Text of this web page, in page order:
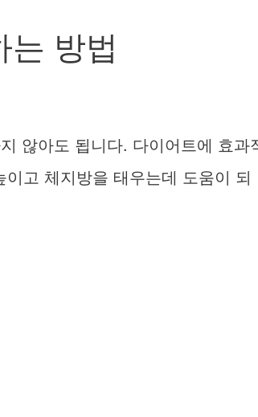
방법
않아도 됩니다. 다이어트에 효과
고 체지방을 태우는데 도움이 되